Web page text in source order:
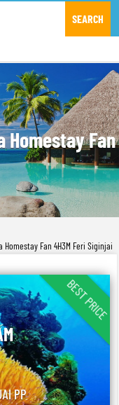
Homestay Fan
Fan 4H3M Feri Siginjai
BEST PRICE
PP